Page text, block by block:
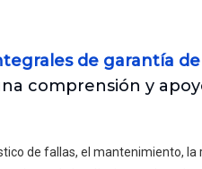
de garantía de
comprensión y
de fallas, el mantenimiento, la